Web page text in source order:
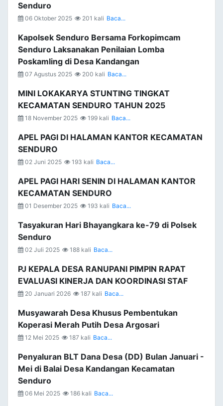
Senduro
06 Oktober 2025 201 kali Baca...
Kapolsek Senduro Bersama Forkopimcam
Senduro Laksanakan Penilaian Lomba
Poskamling di Desa Kandangan
07 Agustus 2025 200 kali Baca...
MINI LOKAKARYA STUNTING TINGKAT
KECAMATAN SENDURO TAHUN 2025
18 November 2025 199 kali Baca...
APEL PAGI DI HALAMAN KANTOR KECAMATAN
SENDURO
02 Juni 2025 193 kali Baca...
APEL PAGI HARI SENIN DI HALAMAN KANTOR
KECAMATAN SENDURO
01 Desember 2025 193 kali Baca...
Tasyakuran Hari Bhayangkara ke-79 di Polsek
Senduro
02 Juli 2025 188 kali Baca...
PJ KEPALA DESA RANUPANI PIMPIN RAPAT
EVALUASI KINERJA DAN KOORDINASI STAF
20 Januari 2026 187 kali Baca...
Musyawarah Desa Khusus Pembentukan
Koperasi Merah Putih Desa Argosari
12 Mei 2025 187 kali Baca...
Penyaluran BLT Dana Desa (DD) Bulan Januari -
Mei di Balai Desa Kandangan Kecamatan
Senduro
06 Mei 2025 186 kali Baca...